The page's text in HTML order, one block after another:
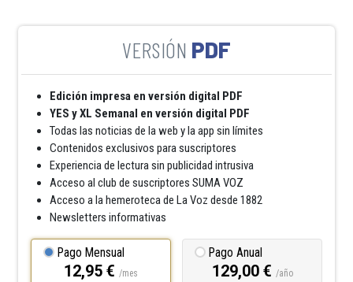
PDF
Edición impresa en versión digital PDF
YES y XL Semanal en versión digital PDF
Todas las noticias de la web y la app sin límites
Contenidos exclusivos para suscriptores
Experiencia de lectura sin publicidad intrusiva
Acceso al club de suscriptores SUMA VOZ
Acceso a la hemeroteca de La Voz desde 1882
Newsletters informativas
Pago Mensual
12,95 € /mes
Pago Anual
129,00 € /año